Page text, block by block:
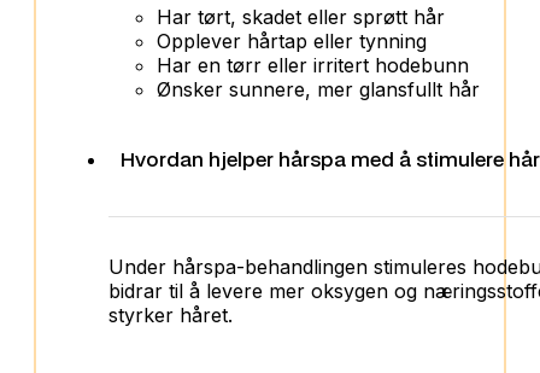
Har tørt, skadet eller sprøtt hår
Opplever hårtap eller tynning
Har en tørr eller irritert hodebunn
Ønsker sunnere, mer glansfullt hår
Hvordan hjelper hårspa med å stimulere
Under hårspa-behandlingen stimuleres
bidrar til å levere mer oksygen og
styrker håret.